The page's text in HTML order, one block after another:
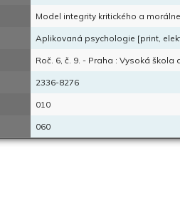
Model integrity kritického a
Aplikovaná psychologie [print,
Roč. 6, č. 9. - Praha : Vysoká
2336-8276
010
060